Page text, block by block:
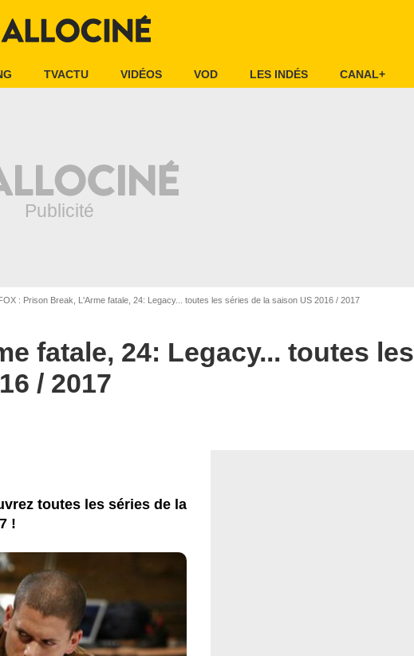
TVACTU VIDÉOS VOD LES INDÉS CANAL+
: Prison Break, L'Arme fatale, 24: Legacy... toutes les séries de la saison US 2016 / 2017
fatale, 24: Legacy... toutes les
/ 2017
cet article
toutes les séries de la
!